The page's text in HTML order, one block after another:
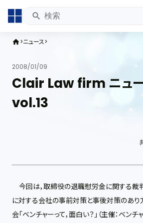
home ニュース
2008/01/09
Clair Law firm ニュ
vol.13
今回は，取締役の退職慰労金に関する裁
に対する会社の事前対策と事後対策のあり
会「ベンチャーって，面白い？」（主催：ベン